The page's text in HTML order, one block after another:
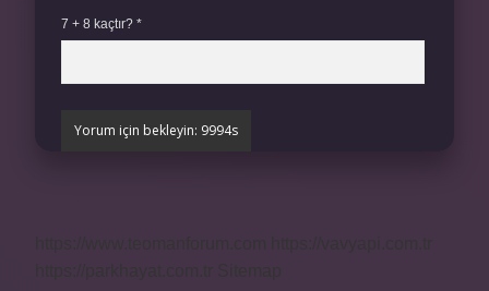
7 + 8 kaçtır? *